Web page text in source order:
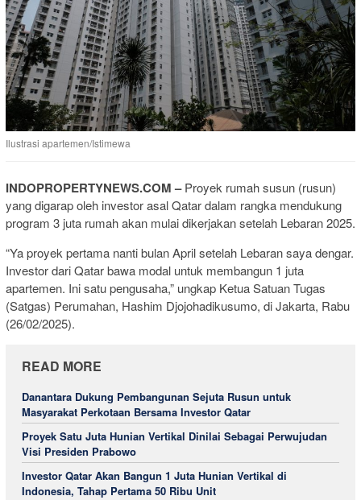
Ilustrasi apartemen/Istimewa
INDOPROPERTYNEWS.COM –Proyek rumah susun (rusun)
yang digarap oleh investor asal Qatar dalam rangka mendukung
program 3 juta rumah akan mulai dikerjakan setelah Lebaran 2025.
“Ya proyek pertama nanti bulan April setelah Lebaran saya dengar.
Investor dari Qatar bawa modal untuk membangun 1 juta
apartemen. Ini satu pengusaha,” ungkap Ketua Satuan Tugas
(Satgas) Perumahan, Hashim Djojohadikusumo, di Jakarta, Rabu
(26/02/2025).
READ MORE
Danantara Dukung Pembangunan Sejuta Rusun untuk
Masyarakat Perkotaan Bersama Investor Qatar
Proyek Satu Juta Hunian Vertikal Dinilai Sebagai Perwujudan
Visi Presiden Prabowo
Investor Qatar Akan Bangun 1 Juta Hunian Vertikal di
Indonesia, Tahap Pertama 50 Ribu Unit